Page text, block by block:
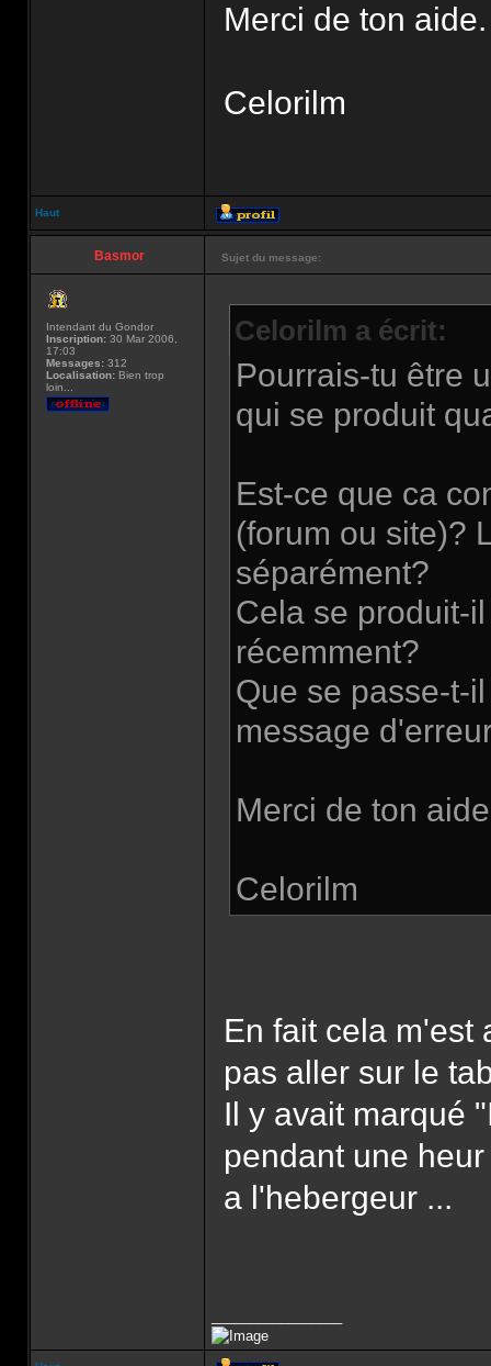
Merci de ton aide.
Celorilm
Haut
Basmor Sujet du message:
Intendant du Gondor
Inscription: 30 Mar 2006,
17:03
Messages: 312
Localisation: Bien trop
loin...
Celorilm a écrit:
Pourrais-tu être
qui se produit
Est-ce que ca
(forum ou site)?
séparément?
Cela se produit-
récemment?
Que se passe-t-
message
Merci de ton
Celorilm
En fait cela m'est
pas aller sur le
Il y avait marqué
pendant une
a l'hebergeur ...